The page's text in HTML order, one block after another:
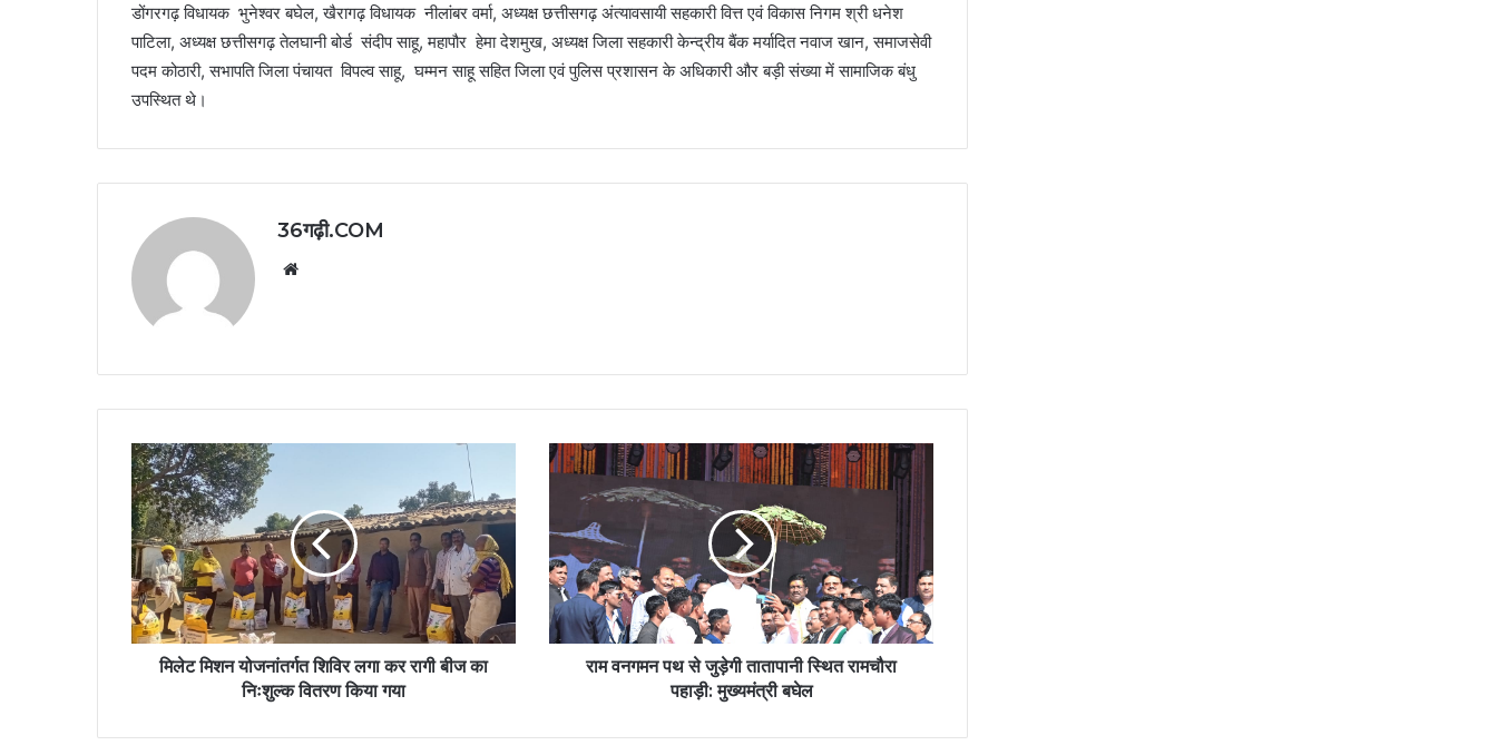
डोंगरगढ़ विधायक भुनेश्वर बघेल, खैरागढ़ विधायक नीलांबर वर्मा, अध्यक्ष छत्तीसगढ़ अंत्यावसायी सहकारी वित्त एवं विकास निगम श्री धनेश
पाटिला, अध्यक्ष छत्तीसगढ़ तेलघानी बोर्ड संदीप साहू, महापौर हेमा देशमुख, अध्यक्ष जिला सहकारी केन्द्रीय बैंक मर्यादित नवाज खान, समाजसेवी
पदम कोठारी, सभापति जिला पंचायत विपल्व साहू, घम्मन साहू सहित जिला एवं पुलिस प्रशासन के अधिकारी और बड़ी संख्या में सामाजिक बंधु
उपस्थित थे।
36गढ़ी.COM
मिलेट मिशन योजनांतर्गत शिविर लगा कर रागी बीज का
निःशुल्क वितरण किया गया
राम वनगमन पथ से जुड़ेगी तातापानी स्थित रामचौरा
पहाड़ी: मुख्यमंत्री बघेल